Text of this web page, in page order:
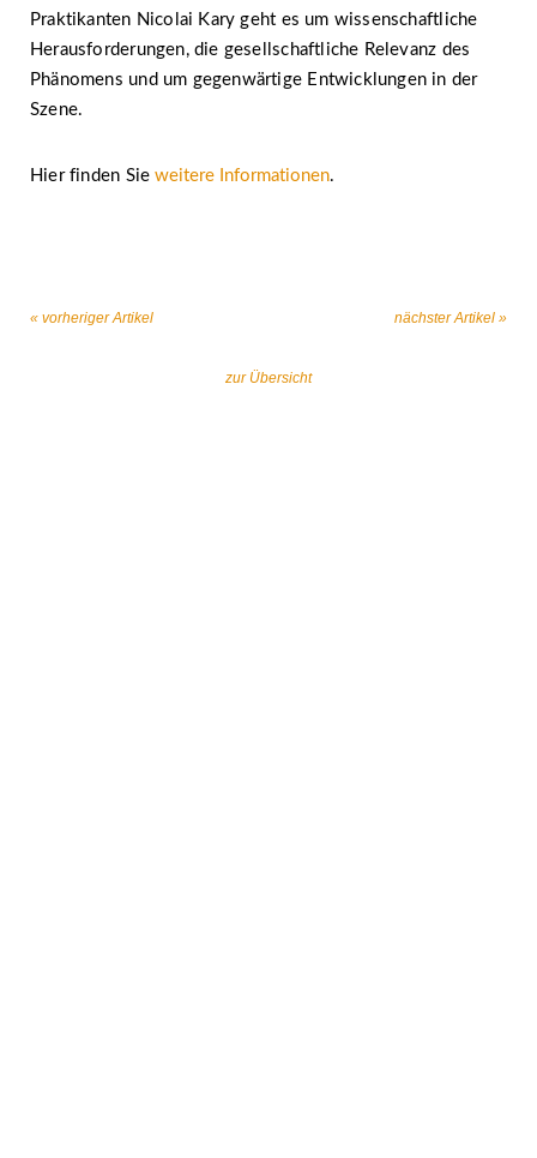
Praktikanten Nicolai Kary geht es um wissenschaftliche
Herausforderungen, die gesellschaftliche Relevanz des
Phänomens und um gegenwärtige Entwicklungen in der
Szene.
Hier finden Sieweitere Informationen.
« vorheriger Artikel
zur Übersicht
nächster Artikel »